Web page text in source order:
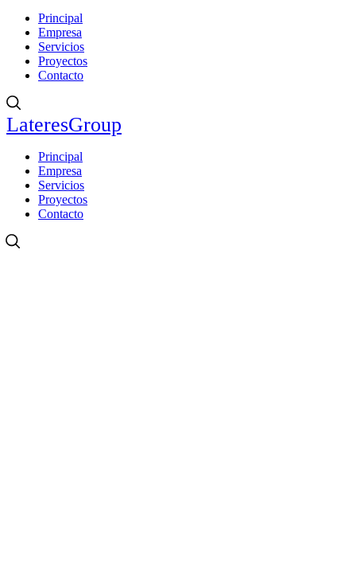
Principal
Empresa
Servicios
Proyectos
Contacto
LateresGroup
Principal
Empresa
Servicios
Proyectos
Contacto